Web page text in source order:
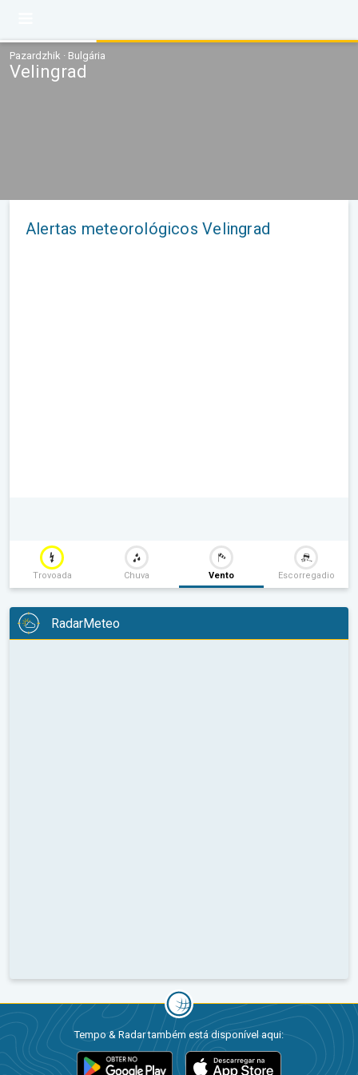
Pazardzhik · Bulgária
Velingrad
Alertas meteorológicos Velingrad
Trovoada Chuva Vento Escorregadio
RadarMeteo
Tempo & Radar também está disponível aqui: